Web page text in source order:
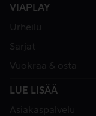
VIAPLAY
Urheilu
Sarjat
Vuokraa & osta
LUE LISÄÄ
Asiakaspalvelu